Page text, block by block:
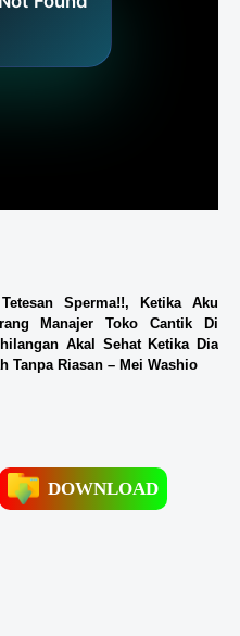
Sperma!!, Ketika Aku
Manajer Toko Cantik Di
Akal Sehat Ketika Dia
Tanpa Riasan – Mei Washio
DOWNLOAD